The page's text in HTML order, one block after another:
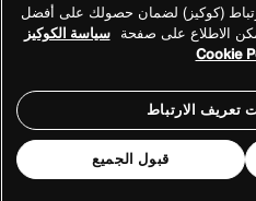
(كوكيز) لضمان حصولك على أفضل
الاطلاع على صفحة سياسة الكوكيز
Cookie
تعريف الارتباط
قبول الجميع